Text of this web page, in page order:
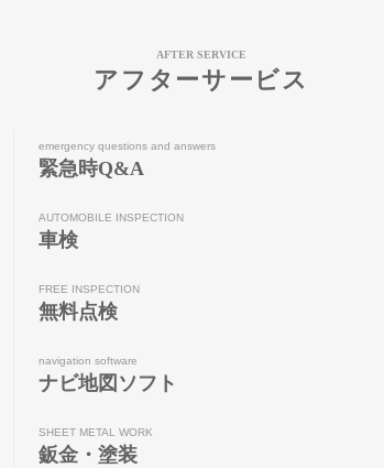
AFTER SERVICE
アフターサービス
emergency questions and answers
緊急時Q&A
AUTOMOBILE INSPECTION
車検
FREE INSPECTION
無料点検
navigation software
ナビ地図ソフト
SHEET METAL WORK
鈑金・塗装